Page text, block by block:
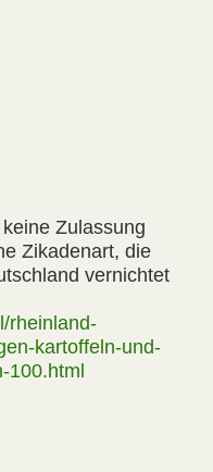
Zulassung
Zikadenart, die
vernichtet
rheinland-
kartoffeln-und-
100.html